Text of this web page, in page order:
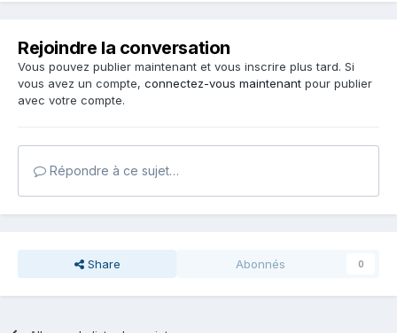
Rejoindre la conversation
Vous pouvez publier maintenant et vous inscrire plus tard. Si
vous avez un compte, connectez-vous maintenant pour publier
avec votre compte.
Répondre à ce sujet…
Share Abonnés 0